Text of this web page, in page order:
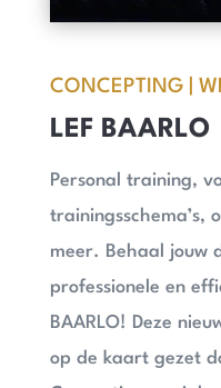
CONCEPTING |
LEF BAARLO
Personal training,
trainingsschema’s,
meer. Behaal jouw
professionele en
BAARLO! Deze
op de kaart gezet